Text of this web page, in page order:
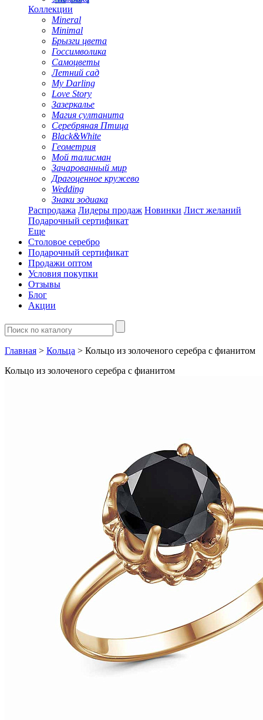
Коллекции
Mineral
Minimal
Брызги цвета
Госсимволика
Самоцветы
Летний сад
My Darling
Love Story
Зазеркалье
Магия султанита
Серебряная Птица
Black&White
Геометрия
Мой талисман
Зачарованный мир
Драгоценное кружево
Wedding
Знаки зодиака
Распродажа Лидеры продаж Новинки Лист желаний
Подарочный сертификат
Еще
Столовое серебро
Подарочный сертификат
Продажи оптом
Условия покупки
Отзывы
Блог
Акции
Главная > Кольца > Кольцо из золоченого серебра с фианитом
Кольцо из золоченого серебра с фианитом